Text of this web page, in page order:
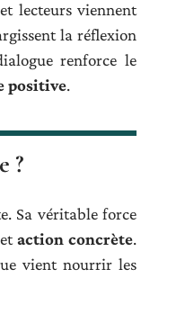
lecteurs viennent
la réflexion
renforce le
positive.
?
Sa véritable force
action concrète.
vient nourrir les